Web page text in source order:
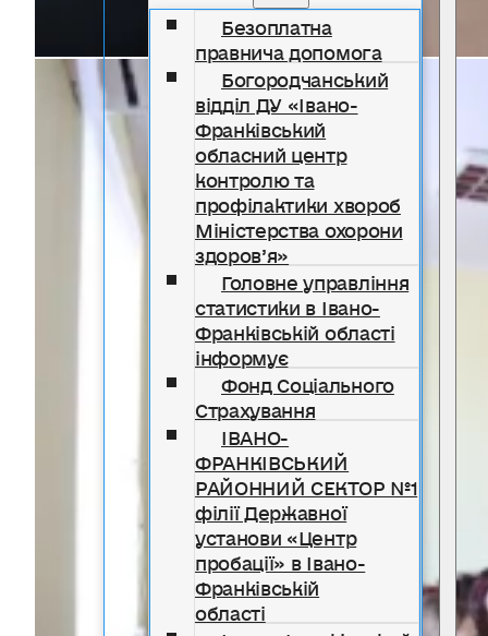
Безоплатна
правнича допомога
Богородчанський
відділ ДУ «Івано-
Франківський
обласний центр
контролю та
профілактики хвороб
Міністерства охорони
здоров’я»
Головне управління
статистики в Івано-
Франківській області
інформує
Фонд Соціального
Страхування
ІВАНО-
ФРАНКІВСЬКИЙ
РАЙОННИЙ СЕКТОР №1
філії Державної
установи «Центр
пробації» в Івано-
Франківській
області